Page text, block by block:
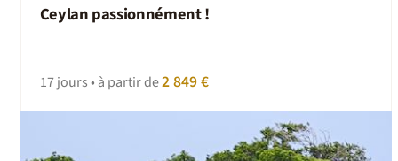
Ceylan passionnément !
17 jours • à partir de2 849 €